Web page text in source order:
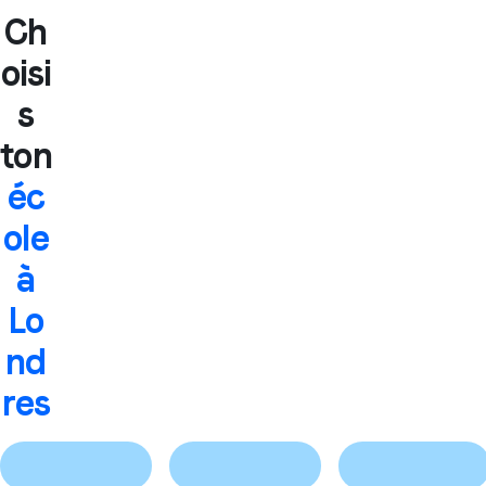
Ch
oisi
s
ton
éc
ole
à
Lo
nd
res